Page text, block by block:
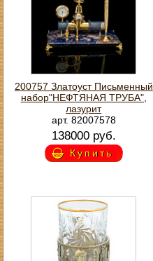
200757 Златоуст Письменный
набор"НЕФТЯНАЯ ТРУБА",
лазурит
арт. 82007578
138000 руб.
Купить